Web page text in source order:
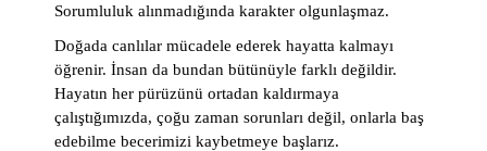
Sorumluluk alınmadığında karakter olgunlaşmaz.
Doğada canlılar mücadele ederek hayatta kalmayı
öğrenir. İnsan da bundan bütünüyle farklı değildir.
Hayatın her pürüzünü ortadan kaldırmaya
çalıştığımızda, çoğu zaman sorunları değil, onlarla baş
edebilme becerimizi kaybetmeye başlarız.